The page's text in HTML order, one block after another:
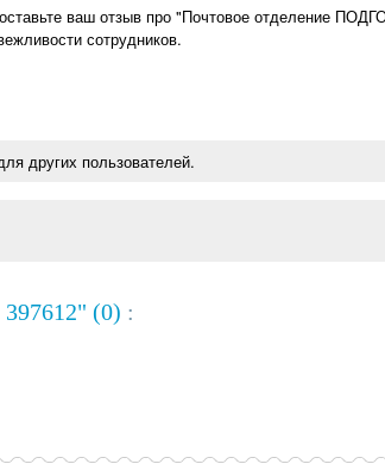
ваш отзыв про "Почтовое отделение
сотрудников.
других пользователей.
(0) :